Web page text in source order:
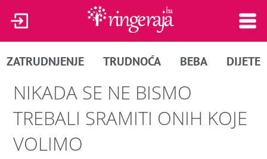
ZATRUDNJENJE TRUDNOĆA BEBA DIJETE
NIKADA SE NE BISMO
TREBALI SRAMITI ONIH KOJE
VOLIMO